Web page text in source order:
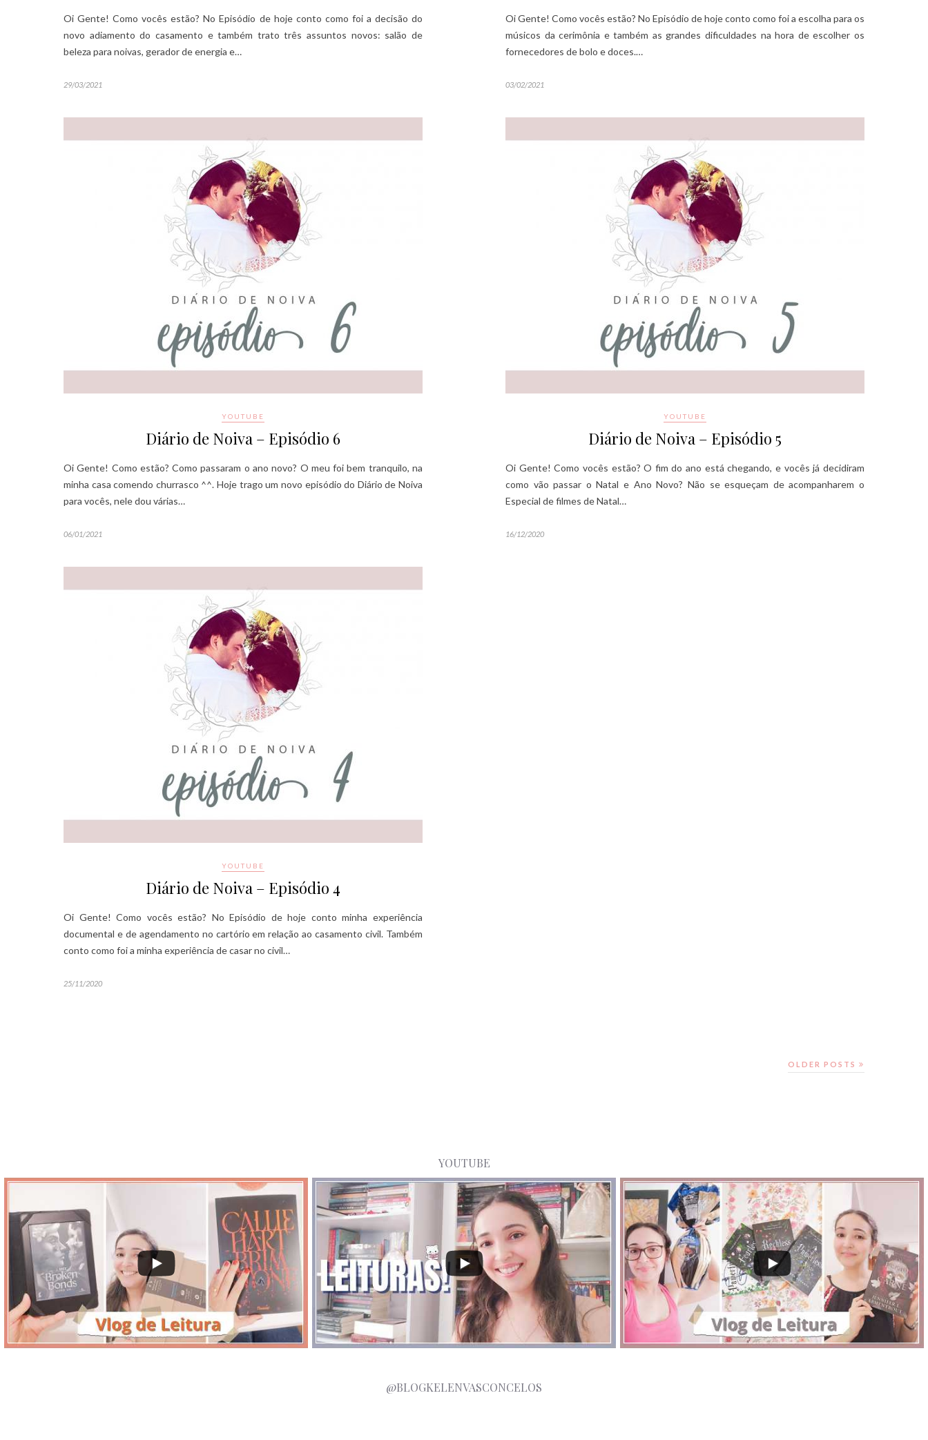
Oi Gente! Como vocês estão? No Episódio de hoje conto como foi a decisão do
novo adiamento do casamento e também trato três assuntos novos: salão de
beleza para noivas, gerador de energia e…
29/03/2021
Oi Gente! Como vocês estão? No Episódio de hoje conto como foi a escolha para os
músicos da cerimônia e também as grandes dificuldades na hora de escolher os
fornecedores de bolo e doces.…
03/02/2021
YOUTUBE
Diário de Noiva – Episódio 6
Oi Gente! Como estão? Como passaram o ano novo? O meu foi bem tranquilo, na
minha casa comendo churrasco ^^. Hoje trago um novo episódio do Diário de Noiva
para vocês, nele dou várias…
06/01/2021
YOUTUBE
Diário de Noiva – Episódio 5
Oi Gente! Como vocês estão? O fim do ano está chegando, e vocês já decidiram
como vão passar o Natal e Ano Novo? Não se esqueçam de acompanharem o
Especial de filmes de Natal…
16/12/2020
YOUTUBE
Diário de Noiva – Episódio 4
Oi Gente! Como vocês estão? No Episódio de hoje conto minha experiência
documental e de agendamento no cartório em relação ao casamento civil. Também
conto como foi a minha experiência de casar no civil…
25/11/2020
OLDER POSTS
YOUTUBE
@BLOGKELENVASCONCELOS